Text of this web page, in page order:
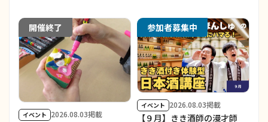
開催終了
イベント 2026.08.03掲載
参加者募集中
イベント 2026.08.03掲載
【９月】きき酒師の漫才師